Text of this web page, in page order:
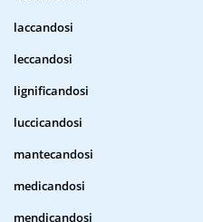
laccandosi
leccandosi
lignificandosi
luccicandosi
mantecandosi
medicandosi
mendicandosi